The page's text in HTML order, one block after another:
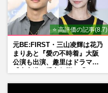
⭐ 高評価の記事(8.7)
元BE:FIRST・三山凌輝は花乃
まりあと『愛の不時着』大阪
公演も出演、趣里はドラマ